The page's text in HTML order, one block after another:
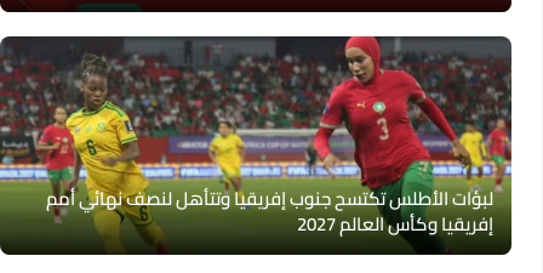
لبؤات الأطلس تكتسح جنوب إفريقيا وتتأهل لنصف نهائي أمم
إفريقيا وكأس العالم 2027